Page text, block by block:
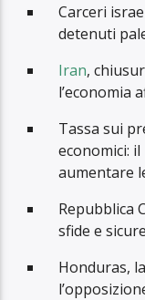
Carceri
detenuti
Iran,
l’economia
Tassa sui
economici:
aumentare
Repubblica
sfide e
Honduras,